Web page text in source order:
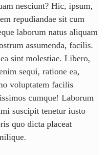
nesciunt? Hic, ipsum,
repudiandae sit cum
laborum natus aliquam
assumenda, facilis.
sint molestiae. Libero,
sequi, ratione ea,
voluptatem facilis
cumque! Laborum
suscipit tenetur iusto
quo dicta placeat